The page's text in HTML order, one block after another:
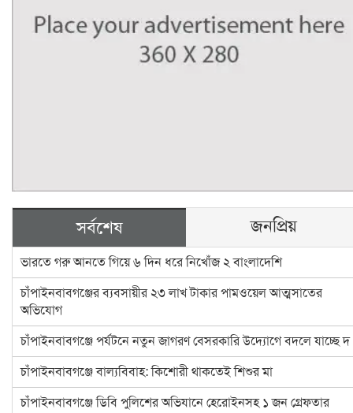
সর্বশেষ জনপ্রিয়
ভারতে গরু আনতে গিয়ে ৬ দিন ধরে নিখোঁজ ২ বাংলাদেশি
চাঁপাইনবাবগঞ্জের ব্যবসায়ীর ২৩ লাখ টাকার পামওয়েল আত্মসাতের
অভিযোগ
চাঁপাইনবাবগঞ্জে পর্যটনে নতুন জাগরণ বেসরকারি উদ্যোগে বদলে যাচ্ছে দ
চাঁপাইনবাবগঞ্জে বাল্যবিবাহ: কিশোরী থাকতেই শিশুর মা
চাঁপাইনবাবগঞ্জে ডিবি পুলিশের অভিযানে হেরোইনসহ ১ জন গ্রেফতার